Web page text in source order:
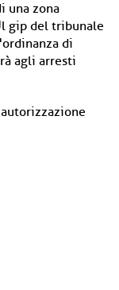
una zona
gip del tribunale
di
agli arresti